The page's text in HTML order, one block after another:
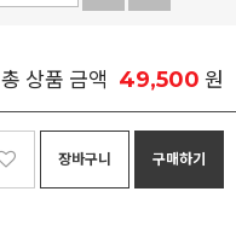
총 상품 금액 49,500 원
장바구니 구매하기